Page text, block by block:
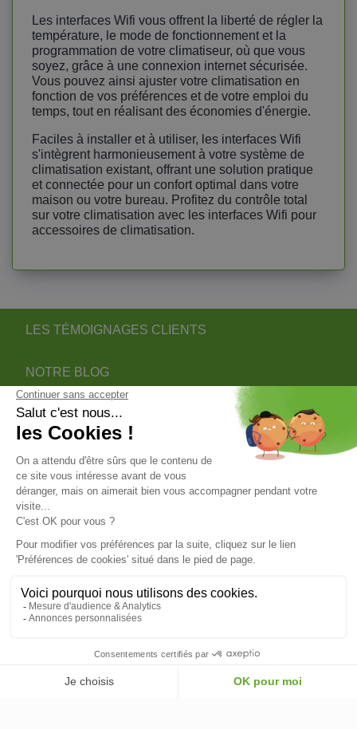
Les interfaces Wifi vous offrent la liberté de régler la
température, le mode de fonctionnement et la
programmation de votre climatiseur, où que vous
soyez, grâce à une connexion internet sécurisée.
Vous pouvez ainsi ajuster votre climatisation en
fonction de vos préférences et de votre emploi du
temps, tout en réalisant des économies d'énergie.
Faciles à installer et à utiliser, les interfaces Wifi
s'intègrent harmonieusement à votre système de
climatisation existant, offrant une solution pratique
et connectée pour un confort optimal dans votre
maison ou votre bureau. Profitez du contrôle total
sur votre climatisation avec les interfaces Wifi pour
accessoires de climatisation.
LES TÉMOIGNAGES CLIENTS
NOTRE BLOG
DEVENIR PARTENAIRE INSTALLATEUR
NOTRE SERVICE APRÈS VENTE
NOS PARTENAIRES OFFICIELS
INFORMATIONS
VOTRE COMPTE
© 2026 - ClimOnline - Tous droits réservés